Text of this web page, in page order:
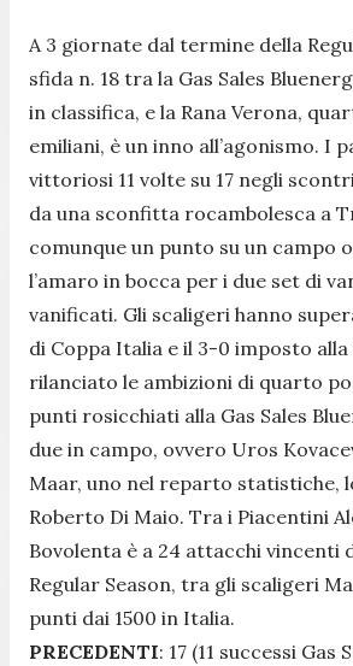
A 3 giornate dal termine della
sfida n. 18 tra la Gas Sales
in classifica, e la Rana Verona,
emiliani, è un inno all’agonismo. I
vittoriosi 11 volte su 17 negli
da una sconfitta rocambolesca a
comunque un punto su un campo
l’amaro in bocca per i due set di
vanificati. Gli scaligeri hanno
di Coppa Italia e il 3-0 imposto alla
rilanciato le ambizioni di quarto
punti rosicchiati alla Gas Sales
due in campo, ovvero Uros
Maar, uno nel reparto statistiche,
Roberto Di Maio. Tra i Piacentini
Bovolenta è a 24 attacchi vincenti
Regular Season, tra gli scaligeri
punti dai 1500 in Italia.
PRECEDENTI: 17 (11 successi Gas